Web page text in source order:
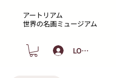
アートリアム
​世界の名画ミュージアム
LOGIN